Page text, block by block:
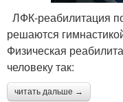
ЛФК-реабилитация
решаются
Физическая
человеку так:
читать дальше →